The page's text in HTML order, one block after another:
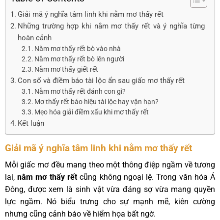
Giải mã ý nghĩa tâm linh khi nằm mơ thấy rết
Những trường hợp khi nằm mơ thấy rết và ý nghĩa từng
hoàn cảnh
Nằm mơ thấy rết bò vào nhà
Nằm mơ thấy rết bò lên người
Nằm mơ thấy giết rết
Con số và điềm báo tài lộc ẩn sau giấc mơ thấy rết
Nằm mơ thấy rết đánh con gì?
Mơ thấy rết báo hiệu tài lộc hay vận hạn?
Mẹo hóa giải điềm xấu khi mơ thấy rết
Kết luận
Giải mã ý nghĩa tâm linh khi nằm mơ thấy rết
Mỗi giấc mơ đều mang theo một thông điệp ngầm về tương
lai,nằm mơ thấy rếtcũng không ngoại lệ. Trong văn hóa Á
Đông, được xem là sinh vật vừa đáng sợ vừa mang quyền
lực ngầm. Nó biểu trưng cho sự mạnh mẽ, kiên cường
nhưng cũng cảnh báo về hiểm họa bất ngờ.